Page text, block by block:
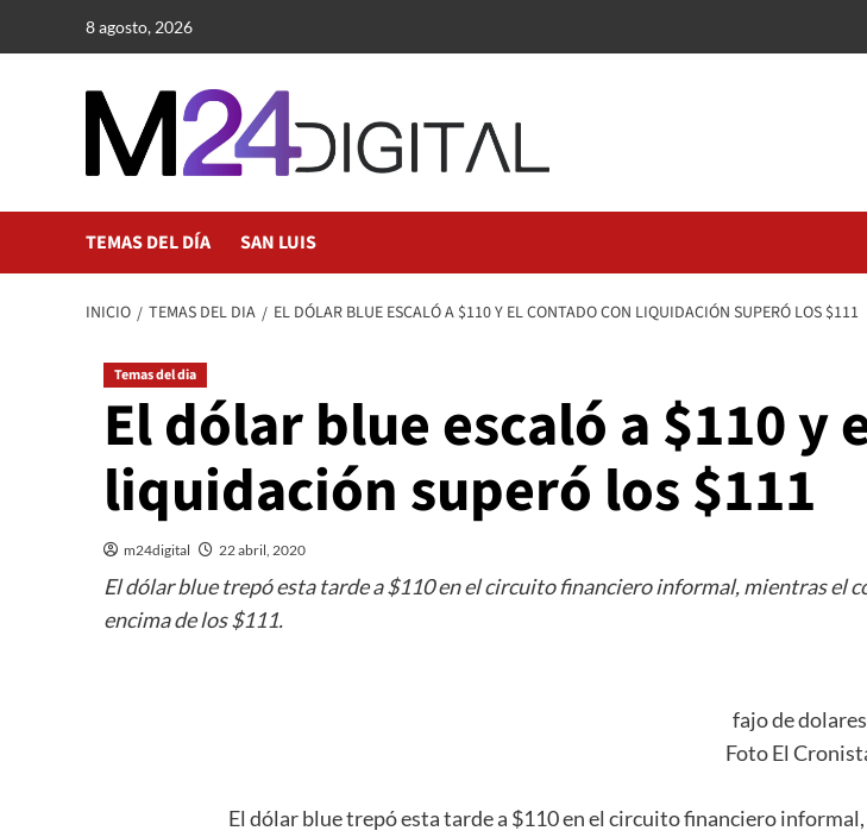
8 agosto, 2026
TEMAS DEL DÍA SAN LUIS
INICIO TEMAS DEL DIA EL DÓLAR BLUE ESCALÓ A $110 Y EL CONTADO CON LIQUIDACIÓN SUPERÓ LOS $111
Temas del dia
El dólar blue escaló a $110 y
liquidación superó los $111
m24digital 22 abril, 2020
El dólar blue trepó esta tarde a $110 en el circuito financiero informal, mientras
encima de los $111.
fajo de dolares
Foto El
El dólar blue trepó esta tarde a $110 en el circuito financiero